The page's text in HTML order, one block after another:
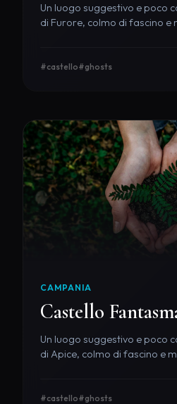
Un luogo suggestivo e poco
di Furore, colmo di fascino e
#castello#ghosts
CAMPANIA
Castello
Un luogo suggestivo e poco
di Apice, colmo di fascino e
#castello#ghosts